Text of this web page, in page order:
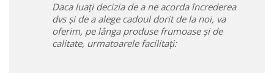
Daca luați decizia de a ne acorda încrederea
dvs și de a alege cadoul dorit de la noi, va
oferim, pe lânga produse frumoase și de
calitate, urmatoarele facilitați: